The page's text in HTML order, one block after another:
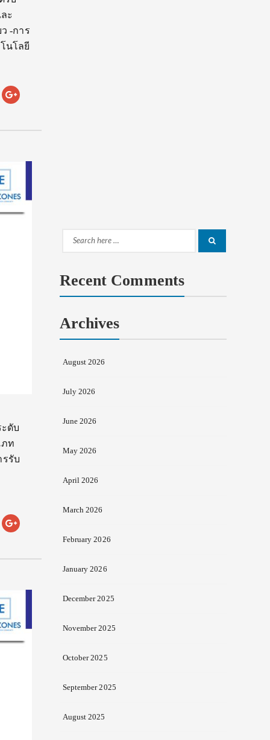
ะ
-การ
นโลยี
ดับ
ภท
รรับ
Search
Recent Comments
Archives
August 2026
July 2026
June 2026
May 2026
April 2026
March 2026
February 2026
January 2026
December 2025
November 2025
October 2025
September 2025
August 2025